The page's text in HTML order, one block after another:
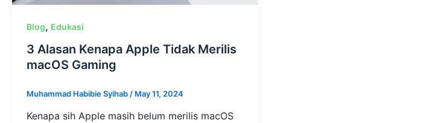
Blog, Edukasi
3 Alasan Kenapa Apple Tidak Merilis
macOS Gaming
Muhammad Habibie Syihab / May 11, 2024
Kenapa sih Apple masih belum merilis macOS